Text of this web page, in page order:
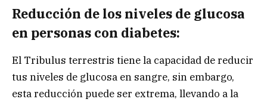
Reducción de los niveles de glucosa
en personas con diabetes:
El Tribulus terrestris tiene la capacidad de reducir
tus niveles de glucosa en sangre, sin embargo,
esta reducción puede ser extrema, llevando a la